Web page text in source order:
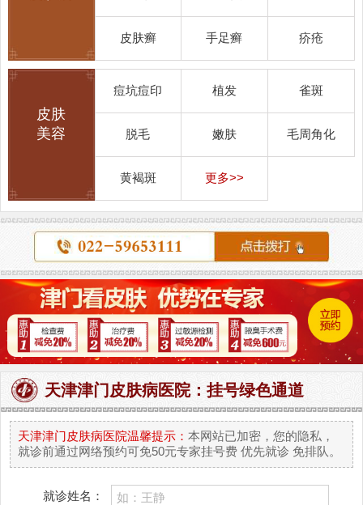
皮肤癣 手足癣 疥疮
皮肤
美容
痘坑痘印 植发 雀斑
脱毛 嫩肤 毛周角化
黄褐斑 更多>>
天津津门皮肤病医院：挂号绿色通道
天津津门皮肤病医院温馨提示：本网站已加密，您的隐私，
就诊前通过网络预约可免50元专家挂号费 优先就诊 免排队。
就诊姓名：